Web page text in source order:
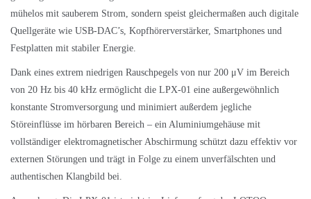
mühelos mit sauberem Strom, sondern speist gleichermaßen auch digitale
Quellgeräte wie USB-DAC’s, Kopfhörerverstärker, Smartphones und
Festplatten mit stabiler Energie.
Dank eines extrem niedrigen Rauschpegels von nur 200 μV im Bereich
von 20 Hz bis 40 kHz ermöglicht die LPX-01 eine außergewöhnlich
konstante Stromversorgung und minimiert außerdem jegliche
Störeinflüsse im hörbaren Bereich – ein Aluminiumgehäuse mit
vollständiger elektromagnetischer Abschirmung schützt dazu effektiv vor
externen Störungen und trägt in Folge zu einem unverfälschten und
authentischen Klangbild bei.